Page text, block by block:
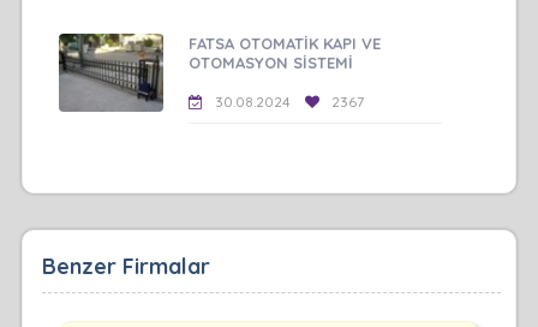
FATSA OTOMATİK KAPI VE
OTOMASYON SİSTEMİ
30.08.2024 2367
Benzer Firmalar